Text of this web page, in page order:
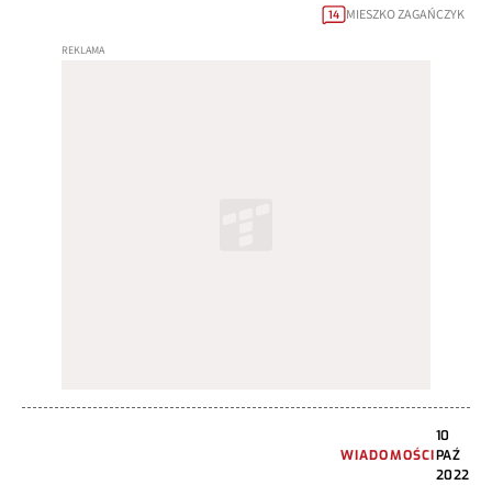
14 MIESZKO ZAGAŃCZYK
WIADOMOŚCI
10
PAŹ
2022